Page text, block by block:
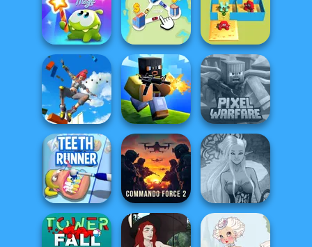
Gothic Heroine Bouncemasters Who Dies Last
Cut The Rope
Magic
State Connect
Alphabet Lore
Maze
Only Up 3D
Parkour Go
Ascend
Poxel.io
Minecraft Pixel
Warfare